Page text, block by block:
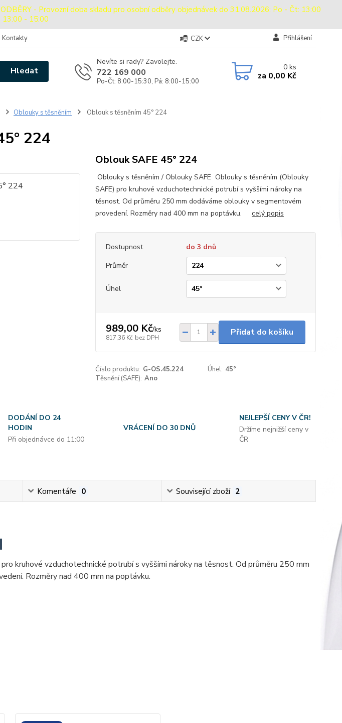
- Provozní doba skladu pro osobní odběry objednávek do 31.08.2026: Po - Čt: 13:00
13:00 - 15:00
Kontakty CZK Přihlášení
Hledat
Nevíte si rady? Zavolejte.
722 169 000
Po-Čt: 8:00-15:30, Pá: 8:00-15:00
0ks
za 0,00 Kč
Oblouky s těsněním Oblouk s těsněním 45° 224
224
Oblouk SAFE 45° 224
Oblouky s těsněním / Oblouky SAFE Oblouky s těsněním (Oblouky
SAFE) pro kruhové vzduchotechnické potrubí s vyššími nároky na
těsnost. Od průměru 250 mm dodáváme oblouky v segmentovém
provedení. Rozměry nad 400 mm na poptávku. celý popis
Dostupnost
do 3 dnů
Průměr
Úhel
989,00 Kč/ks
817,36 Kč bez DPH
Přidat do košíku
Číslo produktu: G-OS.45.224 Úhel: 45°
Těsnění (SAFE): Ano
DODÁNÍ DO 24
HODIN
Při objednávce do 11:00
VRÁCENÍ DO 30 DNŮ
NEJLEPŠÍ CENY V ČR!
Držíme nejnižší ceny v
ČR
Komentáře 0 Související zboží 2
pro kruhové vzduchotechnické potrubí s vyššími nároky na těsnost. Od průměru 250 mm
Rozměry nad 400 mm na poptávku.